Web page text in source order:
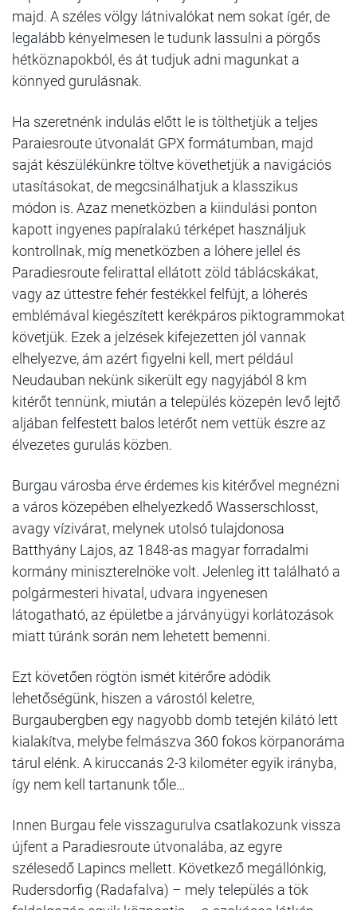
majd. A széles völgy látnivalókat nem sokat ígér, de
legalább kényelmesen le tudunk lassulni a pörgős
hétköznapokból, és át tudjuk adni magunkat a
könnyed gurulásnak.
Ha szeretnénk indulás előtt le is tölthetjük a teljes
Paraiesroute útvonalát GPX formátumban, majd
saját készülékünkre töltve követhetjük a navigációs
utasításokat, de megcsinálhatjuk a klasszikus
módon is. Azaz menetközben a kiindulási ponton
kapott ingyenes papíralakú térképet használjuk
kontrollnak, míg menetközben a lóhere jellel és
Paradiesroute felirattal ellátott zöld táblácskákat,
vagy az úttestre fehér festékkel felfújt, a lóherés
emblémával kiegészített kerékpáros piktogrammokat
követjük. Ezek a jelzések kifejezetten jól vannak
elhelyezve, ám azért figyelni kell, mert például
Neudauban nekünk sikerült egy nagyjából 8 km
kitérőt tennünk, miután a település közepén levő lejtő
aljában felfestett balos letérőt nem vettük észre az
élvezetes gurulás közben.
Burgau városba érve érdemes kis kitérővel megnézni
a város közepében elhelyezkedő Wasserschlosst,
avagy vízivárat, melynek utolsó tulajdonosa
Batthyány Lajos, az 1848-as magyar forradalmi
kormány miniszterelnöke volt. Jelenleg itt található a
polgármesteri hivatal, udvara ingyenesen
látogatható, az épületbe a járványügyi korlátozások
miatt túránk során nem lehetett bemenni.
Ezt követően rögtön ismét kitérőre adódik
lehetőségünk, hiszen a várostól keletre,
Burgaubergben egy nagyobb domb tetején kilátó lett
kialakítva, melybe felmászva 360 fokos körpanoráma
tárul elénk. A kiruccanás 2-3 kilométer egyik irányba,
így nem kell tartanunk tőle…
Innen Burgau fele visszagurulva csatlakozunk vissza
újfent a Paradiesroute útvonalába, az egyre
szélesedő Lapincs mellett. Következő megállónkig,
Rudersdorfig (Radafalva) – mely település a tök